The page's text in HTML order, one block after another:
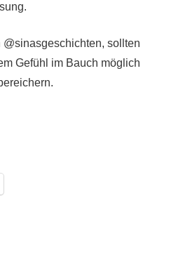
@sinasgeschichten, sollten
Gefühl im Bauch möglich